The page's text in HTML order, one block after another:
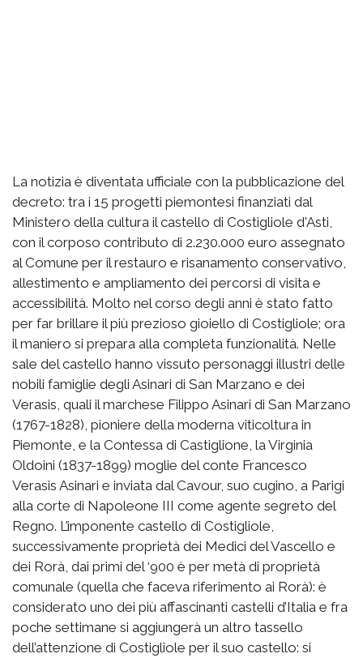
La notizia è diventata ufficiale con la pubblicazione del
decreto: tra i 15 progetti piemontesi finanziati dal
Ministero della cultura il castello di Costigliole d'Asti,
con il corposo contributo di 2.230.000 euro assegnato
al Comune per il restauro e risanamento conservativo,
allestimento e ampliamento dei percorsi di visita e
accessibilità. Molto nel corso degli anni è stato fatto
per far brillare il più prezioso gioiello di Costigliole; ora
il maniero si prepara alla completa funzionalità. Nelle
sale del castello hanno vissuto personaggi illustri delle
nobili famiglie degli Asinari di San Marzano e dei
Verasis, quali il marchese Filippo Asinari di San Marzano
(1767-1828), pioniere della moderna viticoltura in
Piemonte, e la Contessa di Castiglione, la Virginia
Oldoini (1837-1899) moglie del conte Francesco
Verasis Asinari e inviata dal Cavour, suo cugino, a Parigi
alla corte di Napoleone III come agente segreto del
Regno. L’imponente castello di Costigliole,
successivamente proprietà dei Medici del Vascello e
dei Rorà, dai primi del ‘900 è per metà di proprietà
comunale (quella che faceva riferimento ai Rorà): è
considerato uno dei più affascinanti castelli d’Italia e fra
poche settimane si aggiungerà un altro tassello
dell’attenzione di Costigliole per il suo castello: si